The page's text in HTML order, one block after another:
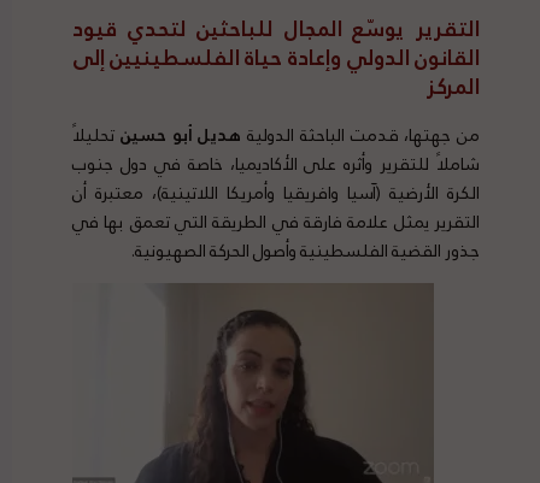
التقرير يوسّع المجال للباحثين لتحدي قيود
القانون الدولي وإعادة حياة الفلسطينيين إلى
المركز
من جهتها، قدمت الباحثة الدولية هديل أبو حسينتحليلاً
شاملاً للتقرير وأثره على الأكاديميا، خاصة في دول جنوب
الكرة الأرضية (آسيا وافريقيا وأمريكا اللاتينية)، معتبرة أن
التقرير يمثل علامة فارقة في الطريقة التي تعمق بها في
جذور القضية الفلسطينية وأصول الحركة الصهيونية.